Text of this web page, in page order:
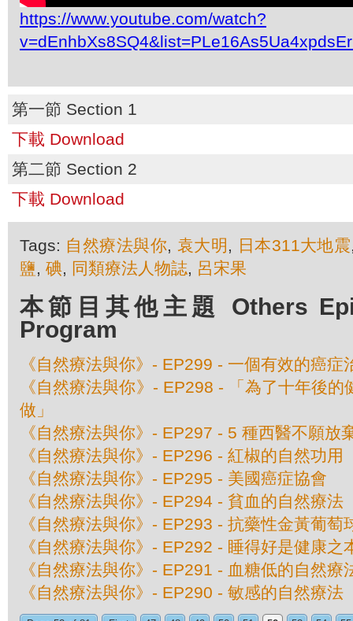
https://www.youtube.com/watch?
第一節 Section 1
下載 Download
第二節 Section 2
下載 Download
Tags: 自然療法與你, 袁大明 , 日本311大地震
鹽, 碘, 同類療法人物誌, 呂宋果
本節目其他主題 Others
Program
《自然療法與你》- EP299 - 一個有效的癌症
《自然療法與你》- EP298 - 「為了十年後
做」
《自然療法與你》- EP297 - 5 種西醫不願放
《自然療法與你》- EP296 - 紅椒的自然功用
《自然療法與你》- EP295 - 美國癌症協會
《自然療法與你》- EP294 - 貧血的自然療法
《自然療法與你》- EP293 - 抗藥性金黃葡萄
《自然療法與你》- EP292 - 睡得好是健康之
《自然療法與你》- EP291 - 血糖低的自然療
《自然療法與你》- EP290 - 敏感的自然療法